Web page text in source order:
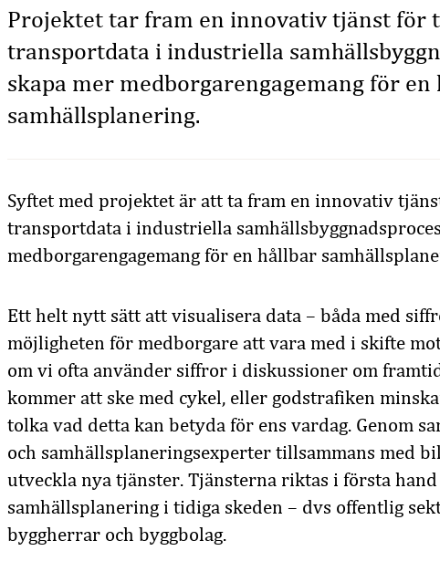
Projektet tar fram en innovativ tjänst för
transportdata i industriella
skapa mer medborgarengagemang för en
samhällsplanering.
Syftet med projektet är att ta fram en innovativ
transportdata i industriella
medborgarengagemang för en hållbar
Ett helt nytt sätt att visualisera data – båda med
möjligheten för medborgare att vara med i skifte
om vi ofta använder siffror i diskussioner om
kommer att ske med cykel, eller godstrafiken
tolka vad detta kan betyda för ens vardag. Genom
och samhällsplaneringsexperter tillsammans med
utveckla nya tjänster. Tjänsterna riktas i första
samhällsplanering i tidiga skeden – dvs offentlig
byggherrar och byggbolag.